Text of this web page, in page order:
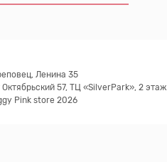
Ленина 35
57, ТЦ «SilverPark», 2 этаж
Pink store 2026